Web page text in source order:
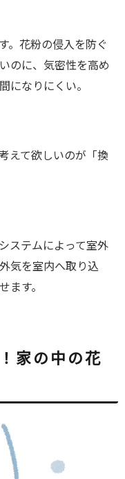
。花粉の侵入を防ぐ
のに、気密性を高め
になりにくい。
えて欲しいのが「換
ステムによって室外
気を室内へ取り込
ます。
家の中の花